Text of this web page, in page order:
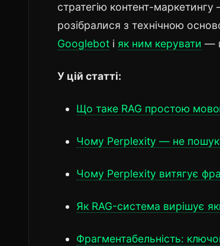
стратегію контент-
розібралися з технічною
Googlebot і як ним керувати —
У цій статті:
Що таке RAG простою
Чому Perplexity — не
Чому Perplexity витягує
Як RAG-система вирішує
Фрагментабельність: